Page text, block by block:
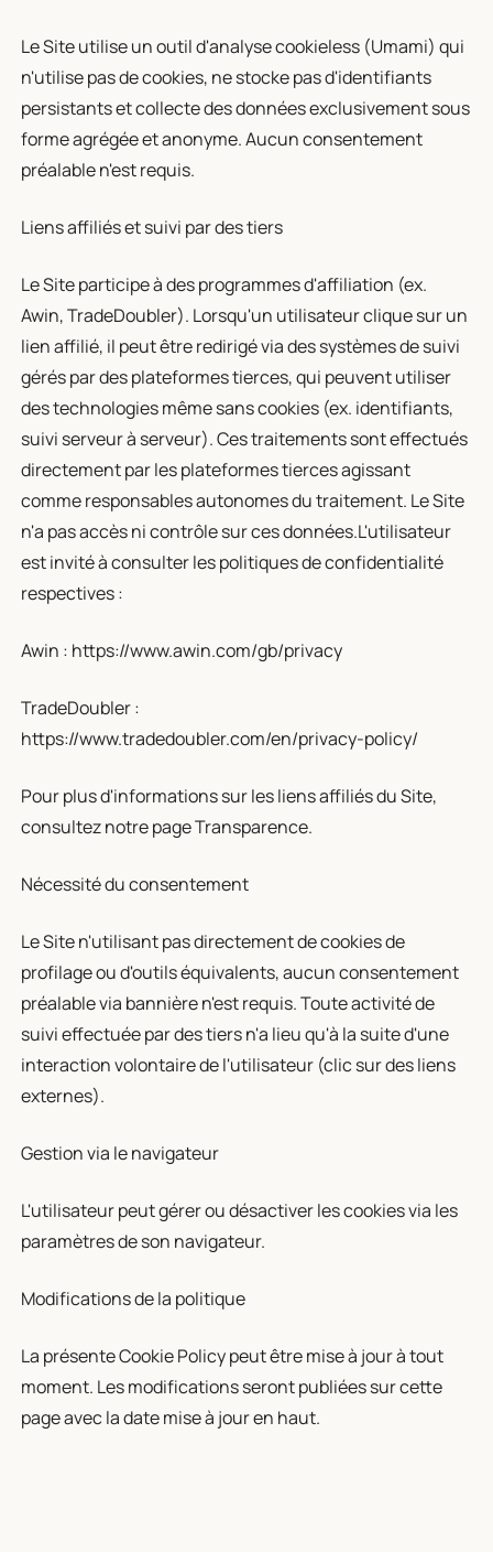
Le Site utilise un outil d'analyse cookieless (Umami) qui
n'utilise pas de cookies, ne stocke pas d'identifiants
persistants et collecte des données exclusivement sous
forme agrégée et anonyme. Aucun consentement
préalable n'est requis.
Liens affiliés et suivi par des tiers
Le Site participe à des programmes d'affiliation (ex.
Awin, TradeDoubler). Lorsqu'un utilisateur clique sur un
lien affilié, il peut être redirigé via des systèmes de suivi
gérés par des plateformes tierces, qui peuvent utiliser
des technologies même sans cookies (ex. identifiants,
suivi serveur à serveur). Ces traitements sont effectués
directement par les plateformes tierces agissant
comme responsables autonomes du traitement. Le Site
n'a pas accès ni contrôle sur ces données.L'utilisateur
est invité à consulter les politiques de confidentialité
respectives :
Awin : https://www.awin.com/gb/privacy
TradeDoubler :
https://www.tradedoubler.com/en/privacy-policy/
Pour plus d'informations sur les liens affiliés du Site,
consultez notre page Transparence.
Nécessité du consentement
Le Site n'utilisant pas directement de cookies de
profilage ou d'outils équivalents, aucun consentement
préalable via bannière n'est requis. Toute activité de
suivi effectuée par des tiers n'a lieu qu'à la suite d'une
interaction volontaire de l'utilisateur (clic sur des liens
externes).
Gestion via le navigateur
L'utilisateur peut gérer ou désactiver les cookies via les
paramètres de son navigateur.
Modifications de la politique
La présente Cookie Policy peut être mise à jour à tout
moment. Les modifications seront publiées sur cette
page avec la date mise à jour en haut.